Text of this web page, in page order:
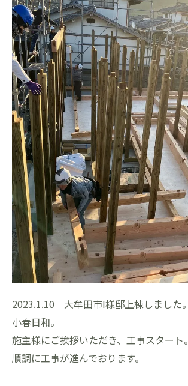
2023.1.10 大牟田市I様邸上棟しました。
小春日和。
施主様にご挨拶いただき、工事スタート。
順調に工事が進んでおります。